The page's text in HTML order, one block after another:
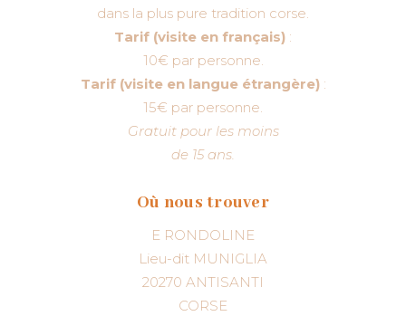
dans la plus pure tradition corse.
Tarif (visite en français) :
10€ par personne.
Tarif (visite en langue étrangère):
15€ par personne.
Gratuit pour les moins
de 15 ans.
Où nous trouver
E RONDOLINE
Lieu-dit MUNIGLIA
20270 ANTISANTI
CORSE